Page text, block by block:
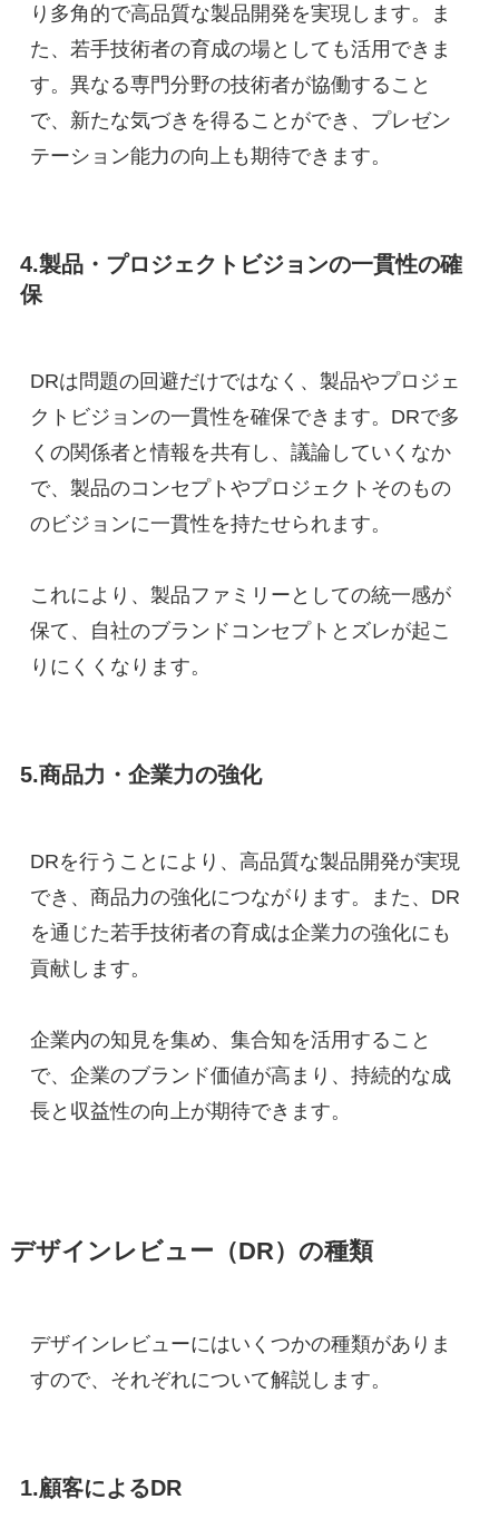
り多角的で高品質な製品開発を実現します。ま
た、若手技術者の育成の場としても活用できま
す。異なる専門分野の技術者が協働すること
で、新たな気づきを得ることができ、プレゼン
テーション能力の向上も期待できます。
4.製品・プロジェクトビジョンの一貫性の確
保
DRは問題の回避だけではなく、製品やプロジェ
クトビジョンの一貫性を確保できます。DRで多
くの関係者と情報を共有し、議論していくなか
で、製品のコンセプトやプロジェクトそのもの
のビジョンに一貫性を持たせられます。
これにより、製品ファミリーとしての統一感が
保て、自社のブランドコンセプトとズレが起こ
りにくくなります。
5.商品力・企業力の強化
DRを行うことにより、高品質な製品開発が実現
でき、商品力の強化につながります。また、DR
を通じた若手技術者の育成は企業力の強化にも
貢献します。
企業内の知見を集め、集合知を活用すること
で、企業のブランド価値が高まり、持続的な成
長と収益性の向上が期待できます。
デザインレビュー（DR）の種類
デザインレビューにはいくつかの種類がありま
すので、それぞれについて解説します。
1.顧客によるDR